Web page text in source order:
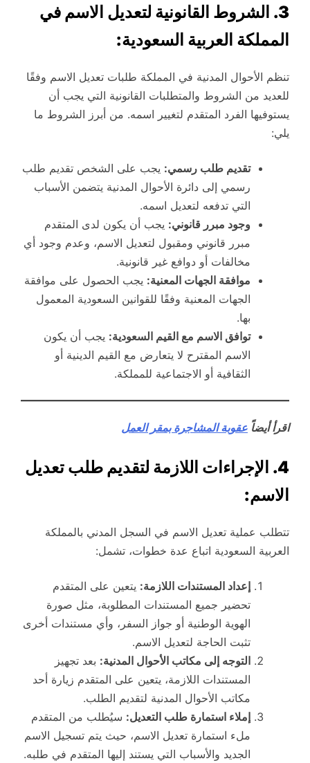
3. الشروط القانونية لتعديل الاسم في
المملكة العربية السعودية:
تنظم الأحوال المدنية في المملكة طلبات تعديل الاسم وفقًا
للعديد من الشروط والمتطلبات القانونية التي يجب أن
يستوفيها الفرد المتقدم لتغيير اسمه. من أبرز الشروط ما
يلي:
تقديم طلب رسمي: يجب على الشخص تقديم طلب
رسمي إلى دائرة الأحوال المدنية يتضمن الأسباب
التي تدفعه لتعديل اسمه.
وجود مبرر قانوني: يجب أن يكون لدى المتقدم
مبرر قانوني ومقبول لتعديل الاسم، وعدم وجود أي
مخالفات أو دوافع غير قانونية.
موافقة الجهات المعنية: يجب الحصول على موافقة
الجهات المعنية وفقًا للقوانين السعودية المعمول
بها.
توافق الاسم مع القيم السعودية: يجب أن يكون
الاسم المقترح لا يتعارض مع القيم الدينية أو
الثقافية أو الاجتماعية للمملكة.
اقرأ أيضاً عقوبة المشاجرة بمقر العمل
4. الإجراءات اللازمة لتقديم طلب تعديل
الاسم:
تتطلب عملية تعديل الاسم في السجل المدني بالمملكة
العربية السعودية اتباع عدة خطوات، تشمل:
إعداد المستندات اللازمة: يتعين على المتقدم
تحضير جميع المستندات المطلوبة، مثل صورة
الهوية الوطنية أو جواز السفر، وأي مستندات أخرى
تثبت الحاجة لتعديل الاسم.
التوجه إلى مكاتب الأحوال المدنية: بعد تجهيز
المستندات اللازمة، يتعين على المتقدم زيارة أحد
مكاتب الأحوال المدنية لتقديم الطلب.
إملاء استمارة طلب التعديل: سيُطلب من المتقدم
ملء استمارة تعديل الاسم، حيث يتم تسجيل الاسم
الجديد والأسباب التي يستند إليها المتقدم في طلبه.